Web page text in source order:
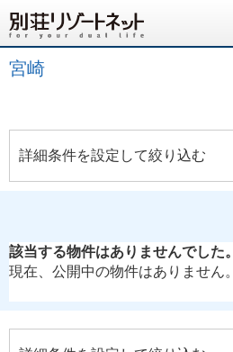
宮崎
詳細条件を設定して絞り込む
該当する物件はありませんでした。
現在、公開中の物件はありません。